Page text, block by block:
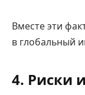
Вместе эти
в глобальный
4. Риски